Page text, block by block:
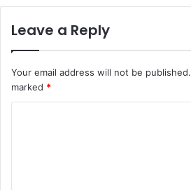
Leave a Reply
Your email address will not be published.
marked *